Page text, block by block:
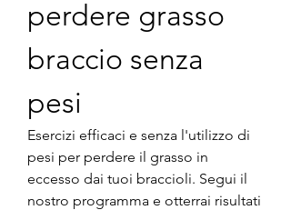
perdere grasso
braccio senza
pesi
Esercizi efficaci e senza l'utilizzo di
pesi per perdere il grasso in
eccesso dai tuoi braccioli. Segui il
nostro programma e otterrai risultati